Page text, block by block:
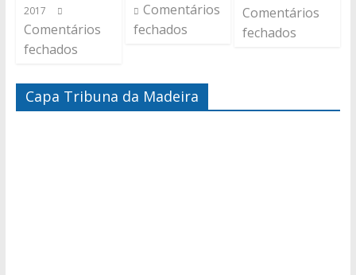
2017
Comentários
fechados
Comentários
fechados
Comentários
fechados
Capa Tribuna da Madeira